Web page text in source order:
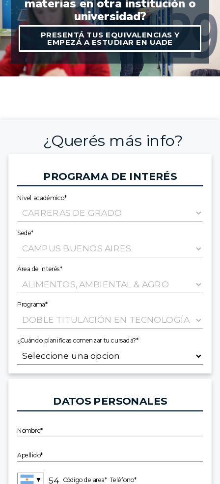
materias en otra institución o
universidad?
PRESENTÁ TUS EQUIVALENCIAS Y
EMPEZÁ A ESTUDIAR EN UADE
¿Querés más info?
PROGRAMA DE INTERÉS
Nivel académico*
Sede*
Área de interés*
Programa*
¿Cuándo planificas comenzar tu cursada?*
DATOS PERSONALES
Nombre*
Apellido*
▼ Código de area* Teléfono*